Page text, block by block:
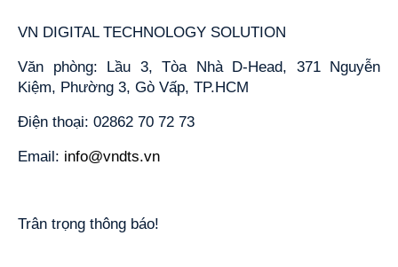
VN DIGITAL TECHNOLOGY SOLUTION
Văn phòng: Lầu 3, Tòa Nhà D-Head, 371 Nguyễn
Kiệm, Phường 3, Gò Vấp, TP.HCM
Điện thoại: 02862 70 72 73
Email: info@vndts.vn
Trân trọng thông báo!